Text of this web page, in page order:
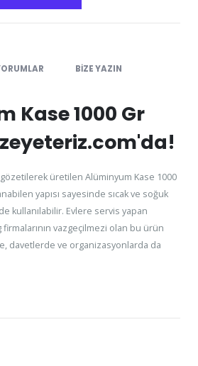
BIZE YAZIN
Kase 1000 Gr
üretilen Alüminyum Kase 1000
yapısı sayesinde sıcak ve soğuk
kullanılabilir. Evlere servis yapan
vazgeçilmezi olan bu ürün
davetlerde ve organizasyonlarda da